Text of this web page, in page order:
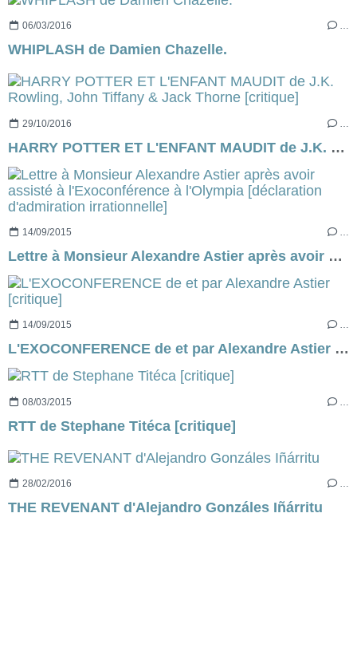
06/03/2016 …
WHIPLASH de Damien Chazelle.
29/10/2016
HARRY POTTER ET L'ENFANT MAUDIT de J.K. Rowling, John Tiffany & Jack Thorne [critique]
14/09/2015 …
Lettre à Monsieur Alexandre Astier après avoir assisté à l'Exoconférence à l'Olympia [déclaration d'admiration irrationnelle]
14/09/2015 …
L'EXOCONFERENCE de et par Alexandre Astier [critique]
08/03/2015
RTT de Stephane Titéca [critique]
28/02/2016 …
THE REVENANT d'Alejandro Gonzáles Iñárritu